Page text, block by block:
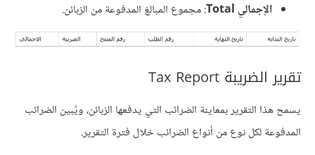
الإجمالي Total
: مجموع المبالغ المدفوعة من الزبائن.
تقرير الضريبة Tax Report
يسمح هذا التقرير بمعاينة الضرائب التي يدفعها الزبائن، ويُبين الضرائب
المدفوعة لكل نوع من أنواع الضرائب خلال فترة التقرير.